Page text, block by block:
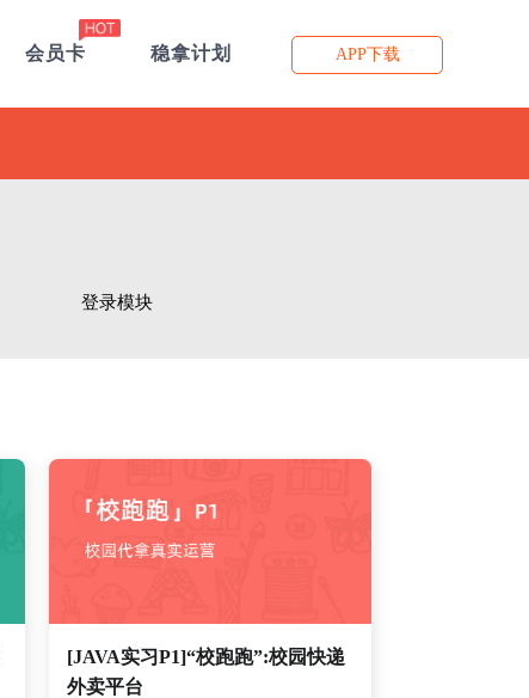
会员卡 稳拿计划 APP下载
登录模块
[JAVA实习P1]“校跑跑”:校园快递
外卖平台